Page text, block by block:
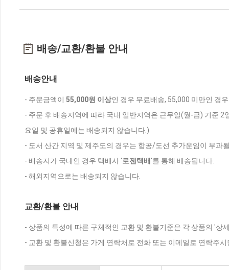
배송/교환/환불 안내
배송안내
- 주문금액이 55,000원 이상인 경우 무료배송, 55,000 미만인 경
- 주문 후 배송지역에 따라 국내 일반지역은 근무일(월-금) 기준
요일 및 공휴일에는 배송되지 않습니다.)
- 도서 산간 지역 및 제주도의 경우는 항공/도선 추가운임이 부과
- 배송지가 국내인 경우 택배사 '로젠택배'를 통해 배송됩니다.
- 해외지역으로는 배송되지 않습니다.
교환/환불 안내
- 상품의 특성에 따른 구체적인 교환 및 환불기준은 각 상품의 '상
- 교환 및 환불신청은 가게 연락처로 전화 또는 이메일로 연락주